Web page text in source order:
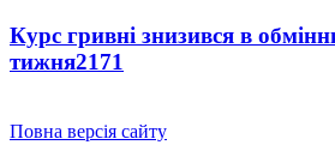
Курс гривні знизився в
тижня2171
Повна версія сайту